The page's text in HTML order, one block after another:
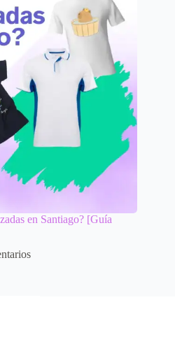
en Santiago? [Guía